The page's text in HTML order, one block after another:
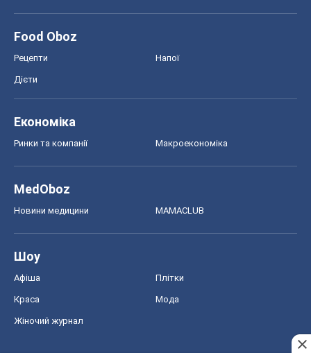
Food Oboz
Рецепти Напої
Дієти
Економіка
Ринки та компанії Макроекономіка
MedOboz
Новини медицини MAMACLUB
Шоу
Афіша Плітки
Краса Мода
Жіночий журнал